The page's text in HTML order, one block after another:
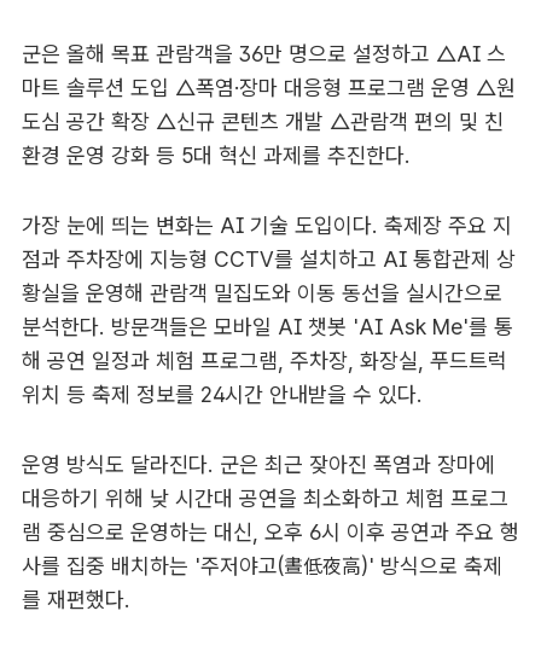
군은 올해 목표 관람객을 36만 명으로 설정하고 △AI 스
마트 솔루션 도입 △폭염·장마 대응형 프로그램 운영 △원
도심 공간 확장 △신규 콘텐츠 개발 △관람객 편의 및 친
환경 운영 강화 등 5대 혁신 과제를 추진한다.
가장 눈에 띄는 변화는 AI 기술 도입이다. 축제장 주요 지
점과 주차장에 지능형 CCTV를 설치하고 AI 통합관제 상
황실을 운영해 관람객 밀집도와 이동 동선을 실시간으로
분석한다. 방문객들은 모바일 AI 챗봇 'AI Ask Me'를 통
해 공연 일정과 체험 프로그램, 주차장, 화장실, 푸드트럭
위치 등 축제 정보를 24시간 안내받을 수 있다.
운영 방식도 달라진다. 군은 최근 잦아진 폭염과 장마에
대응하기 위해 낮 시간대 공연을 최소화하고 체험 프로그
램 중심으로 운영하는 대신, 오후 6시 이후 공연과 주요 행
사를 집중 배치하는 '주저야고(晝低夜高)' 방식으로 축제
를 재편했다.